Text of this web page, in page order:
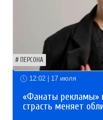
ПЕРСОНА
12:02 | 17 июля
«Фанаты рекламы»
страсть меняет